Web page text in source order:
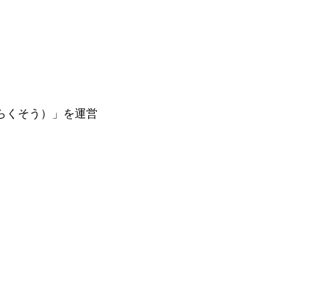
くそう）」を運営